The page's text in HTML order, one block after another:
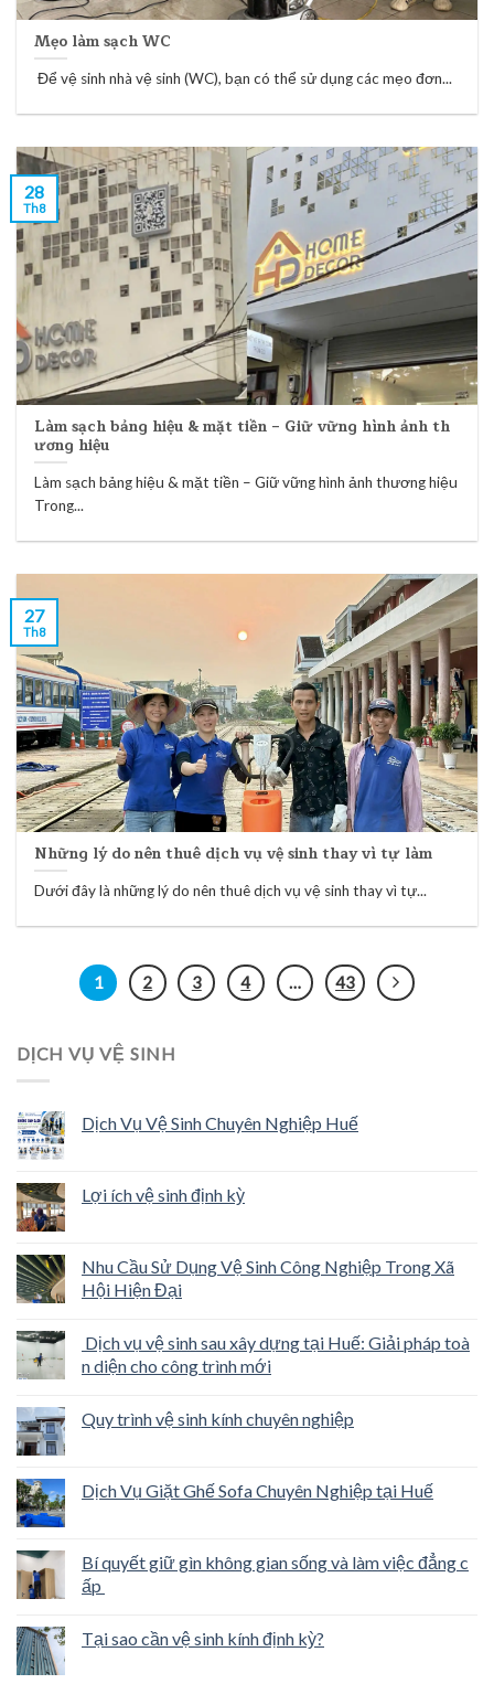
Mẹo làm sạch WC
Để vệ sinh nhà vệ sinh (WC), bạn có thể sử dụng các mẹo đơn...
Làm sạch bảng hiệu & mặt tiền – Giữ vững hình ảnh th
ương hiệu
Làm sạch bảng hiệu & mặt tiền – Giữ vững hình ảnh thương hiệu
Trong...
28
Th8
Những lý do nên thuê dịch vụ vệ sinh thay vì tự làm
Dưới đây là những lý do nên thuê dịch vụ vệ sinh thay vì tự...
27
Th8
1 2 3 4 … 43
DỊCH VỤ VỆ SINH
Dịch Vụ Vệ Sinh Chuyên Nghiệp Huế
Lợi ích vệ sinh định kỳ
Nhu Cầu Sử Dụng Vệ Sinh Công Nghiệp Trong Xã
Hội Hiện Đại
Dịch vụ vệ sinh sau xây dựng tại Huế: Giải pháp toà
n diện cho công trình mới
Quy trình vệ sinh kính chuyên nghiệp
Dịch Vụ Giặt Ghế Sofa Chuyên Nghiệp tại Huế
Bí quyết giữ gìn không gian sống và làm việc đẳng c
ấp
Tại sao cần vệ sinh kính định kỳ?